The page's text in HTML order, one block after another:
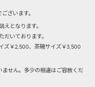
ざいます。
えとなります。
だいております。
ズ￥2,500、茶碗サイズ￥3,500
せん。多少の相違はご容赦くだ